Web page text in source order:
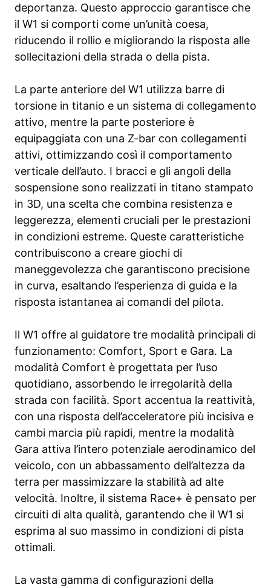
deportanza. Questo approccio garantisce che
il W1 si comporti come un’unità coesa,
riducendo il rollio e migliorando la risposta alle
sollecitazioni della strada o della pista.
La parte anteriore del W1 utilizza barre di
torsione in titanio e un sistema di collegamento
attivo, mentre la parte posteriore è
equipaggiata con una Z-bar con collegamenti
attivi, ottimizzando così il comportamento
verticale dell’auto. I bracci e gli angoli della
sospensione sono realizzati in titano stampato
in 3D, una scelta che combina resistenza e
leggerezza, elementi cruciali per le prestazioni
in condizioni estreme. Queste caratteristiche
contribuiscono a creare giochi di
maneggevolezza che garantiscono precisione
in curva, esaltando l’esperienza di guida e la
risposta istantanea ai comandi del pilota.
Il W1 offre al guidatore tre modalità principali di
funzionamento: Comfort, Sport e Gara. La
modalità Comfort è progettata per l’uso
quotidiano, assorbendo le irregolarità della
strada con facilità. Sport accentua la reattività,
con una risposta dell’acceleratore più incisiva e
cambi marcia più rapidi, mentre la modalità
Gara attiva l’intero potenziale aerodinamico del
veicolo, con un abbassamento dell’altezza da
terra per massimizzare la stabilità ad alte
velocità. Inoltre, il sistema Race+ è pensato per
circuiti di alta qualità, garantendo che il W1 si
esprima al suo massimo in condizioni di pista
ottimali.
La vasta gamma di configurazioni della